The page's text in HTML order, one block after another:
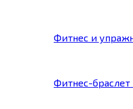
Фитнес и
Фитнес-браслет